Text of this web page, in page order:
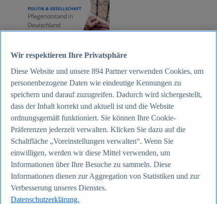
Internet
Aktuelle Statistiken
Anzahl der Social-Media-Nutzer weltweit 2012-2025
Social Networks mit den meisten Nutzern weltweit
2025
Soziale Netzwerke in Deutschland nach Generationen
2025
Deutschland 2025
Podcasts - Nutzung 2016-2025
Internet
Themen
Weitere Themen
Social Media - Daten & Fakten
TikTok - Daten & Fakten
Top Report
Wir respektieren Ihre Privatsphäre
Diese Website und unsere 894 Partner verwenden Cookies, um
personenbezogene Daten wie eindeutige Kennungen zu
speichern und darauf zuzugreifen. Dadurch wird sichergestellt,
dass der Inhalt korrekt und aktuell ist und die Website
ordnungsgemäß funktioniert. Sie können Ihre Cookie-
Präferenzen jederzeit verwalten. Klicken Sie dazu auf die
Schaltfläche „Voreinstellungen verwalten“. Wenn Sie
einwilligen, werden wir diese Mittel verwenden, um
Informationen über Ihre Besuche zu sammeln. Diese
Informationen dienen zur Aggregation von Statistiken und zur
Verbesserung unseres Dienstes.
Datenschutzerklärung.